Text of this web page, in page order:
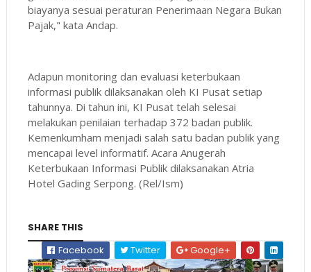
biayanya sesuai peraturan Penerimaan Negara Bukan
Pajak," kata Andap.
Adapun monitoring dan evaluasi keterbukaan
informasi publik dilaksanakan oleh KI Pusat setiap
tahunnya. Di tahun ini, KI Pusat telah selesai
melakukan penilaian terhadap 372 badan publik.
Kemenkumham menjadi salah satu badan publik yang
mencapai level informatif. Acara Anugerah
Keterbukaan Informasi Publik dilaksanakan Atria
Hotel Gading Serpong. (Rel/Ism)
SHARE THIS
Facebook
Twitter Google+